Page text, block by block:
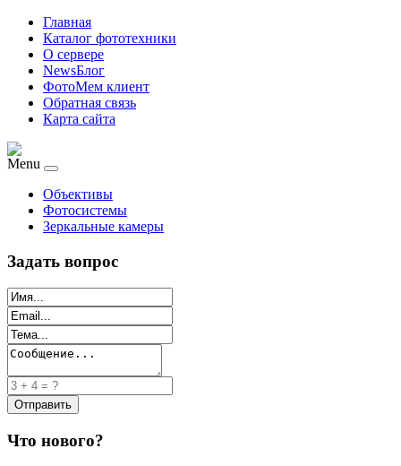
Главная
Каталог фототехники
О сервере
NewsБлог
ФотоМем клиент
Обратная связь
Карта сайта
Menu
Объективы
Фотосистемы
Зеркальные камеры
Задать вопрос
Что нового?